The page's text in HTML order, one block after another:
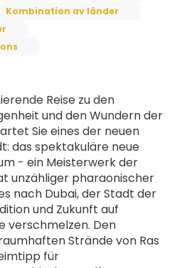
Kombination av länder
Reise zu den
und den Wundern der
Sie eines der neuen
das spektakuläre neue
- ein Meisterwerk der
unzähliger pharaonischer
nach Dubai, der Stadt der
und Zukunft auf
verschmelzen. Den
Strände von Ras
für